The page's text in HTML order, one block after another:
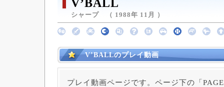
V’BALL
シャープ （ 1988年 11月 ）
V’BALLのプレイ動画
プレイ動画ページです。ページ下の「